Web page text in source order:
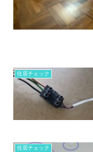
住居チェック
住居チェック